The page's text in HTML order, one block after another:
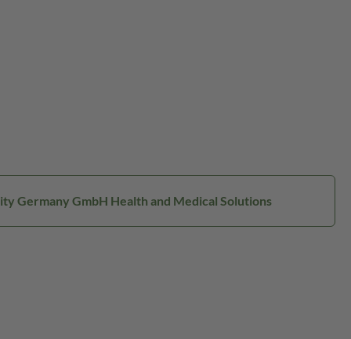
Germany GmbH Health and Medical Solutions